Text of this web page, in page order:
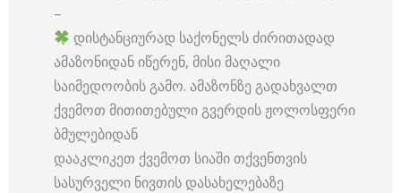
–
დისტანციურად საქონელს ძირითადად
ამაზონიდან იწერენ, მისი მაღალი
საიმედოობის გამო. ამაზონზე გადახვალთ
ქვემოთ მითითებული გვერდის ჟოლოსფერი
ბმულებიდან
დააკლიკეთ ქვემოთ სიაში თქვენთვის
სასურველი ნივთის დასახელებაზე